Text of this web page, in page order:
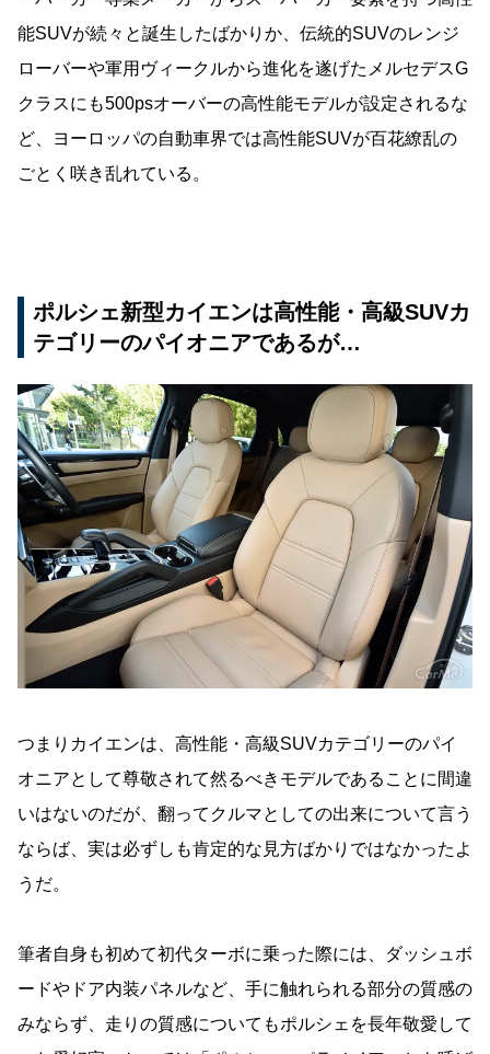
能SUVが続々と誕生したばかりか、伝統的SUVのレンジ
ローバーや軍用ヴィークルから進化を遂げたメルセデスG
クラスにも500psオーバーの高性能モデルが設定されるな
ど、ヨーロッパの自動車界では高性能SUVが百花繚乱の
ごとく咲き乱れている。
ポルシェ新型カイエンは高性能・高級SUVカ
テゴリーのパイオニアであるが…
つまりカイエンは、高性能・高級SUVカテゴリーのパイ
オニアとして尊敬されて然るべきモデルであることに間違
いはないのだが、翻ってクルマとしての出来について言う
ならば、実は必ずしも肯定的な見方ばかりではなかったよ
うだ。
筆者自身も初めて初代ターボに乗った際には、ダッシュボ
ードやドア内装パネルなど、手に触れられる部分の質感の
みならず、走りの質感についてもポルシェを長年敬愛して